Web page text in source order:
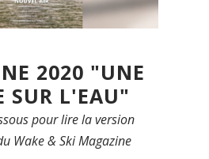
2020 "UNE
SUR L'EAU"
pour lire la version
Wake & Ski Magazine